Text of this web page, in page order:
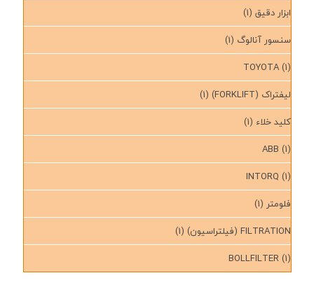
ابزار دقیق (1)
سنسور آنالوگ (1)
TOYOTA(1)
لیفتراک (FORKLIFT)
(1)
کلید خلاء (1)
ABB (1)
INTORQ (1)
فلومتر (1)
FILTRATION (فیلتراسیون)
(1)
BOLLFILTER(1)